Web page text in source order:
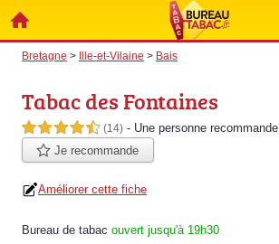
Bretagne > Ille-et-Vilaine > Bais
Tabac des Fontaines
4,5 étoiles sur 5 (14) - Une personne recommande
Je recommande
Améliorer cette fiche
Bureau de tabac ouvert jusqu'à 19h30